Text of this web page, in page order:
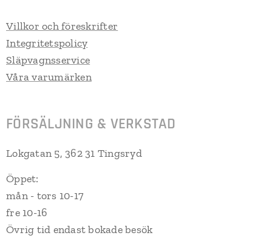
Villkor och föreskrifter
Integritetspolicy
Släpvagnsservice
Våra varumärken
FÖRSÄLJNING & VERKSTAD
Lokgatan 5, 362 31 Tingsryd
Öppet:
mån - tors 10-17
fre 10-16
Övrig tid endast bokade besök